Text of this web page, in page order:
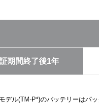
期間終了後1年
デル(TM-P*)のバッテリーはパ